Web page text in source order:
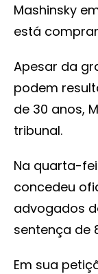
Mashinsky
está
Apesar da
podem
de 30 anos,
tribunal.
Na quarta-
concedeu
advogados
sentença de
Em sua